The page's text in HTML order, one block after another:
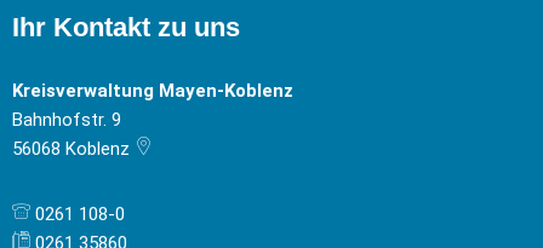
Ihr Kontakt zu uns
Kreisverwaltung Mayen-Koblenz
Bahnhofstr. 9
56068 Koblenz
0261 108-0
0261 35860